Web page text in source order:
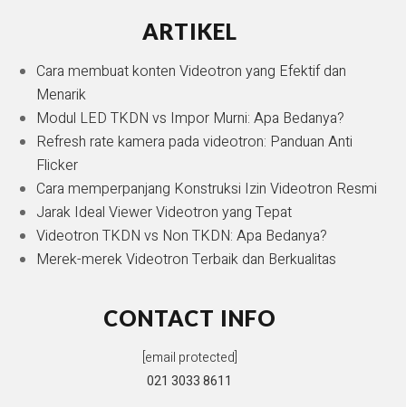
ARTIKEL
Cara membuat konten Videotron yang Efektif dan
Menarik
Modul LED TKDN vs Impor Murni: Apa Bedanya?
Refresh rate kamera pada videotron: Panduan Anti
Flicker
Cara memperpanjang Konstruksi Izin Videotron Resmi
Jarak Ideal Viewer Videotron yang Tepat
Videotron TKDN vs Non TKDN: Apa Bedanya?
Merek-merek Videotron Terbaik dan Berkualitas
CONTACT INFO
[email protected]
021 3033 8611